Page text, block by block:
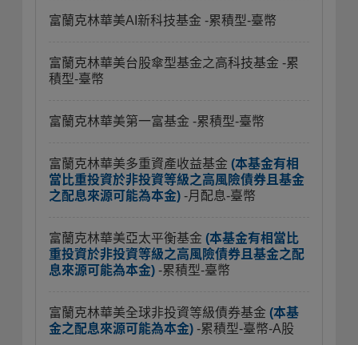
富蘭克林華美AI新科技基金 -累積型-臺幣
富蘭克林華美台股傘型基金之高科技基金 -累
積型-臺幣
富蘭克林華美第一富基金 -累積型-臺幣
富蘭克林華美多重資產收益基金 (本基金有相
當比重投資於非投資等級之高風險債券且基金
之配息來源可能為本金) -月配息-臺幣
富蘭克林華美亞太平衡基金 (本基金有相當比
重投資於非投資等級之高風險債券且基金之配
息來源可能為本金) -累積型-臺幣
富蘭克林華美全球非投資等級債券基金 (本基
金之配息來源可能為本金) -累積型-臺幣-A股